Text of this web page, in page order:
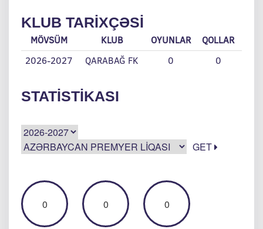
KLUB TARIXÇƏSI
MÖVSÜM KLUB OYUNLAR QOLLAR
2026-2027 QARABAĞ FK 0 0
STATISTIKASI
GET
0 0 0